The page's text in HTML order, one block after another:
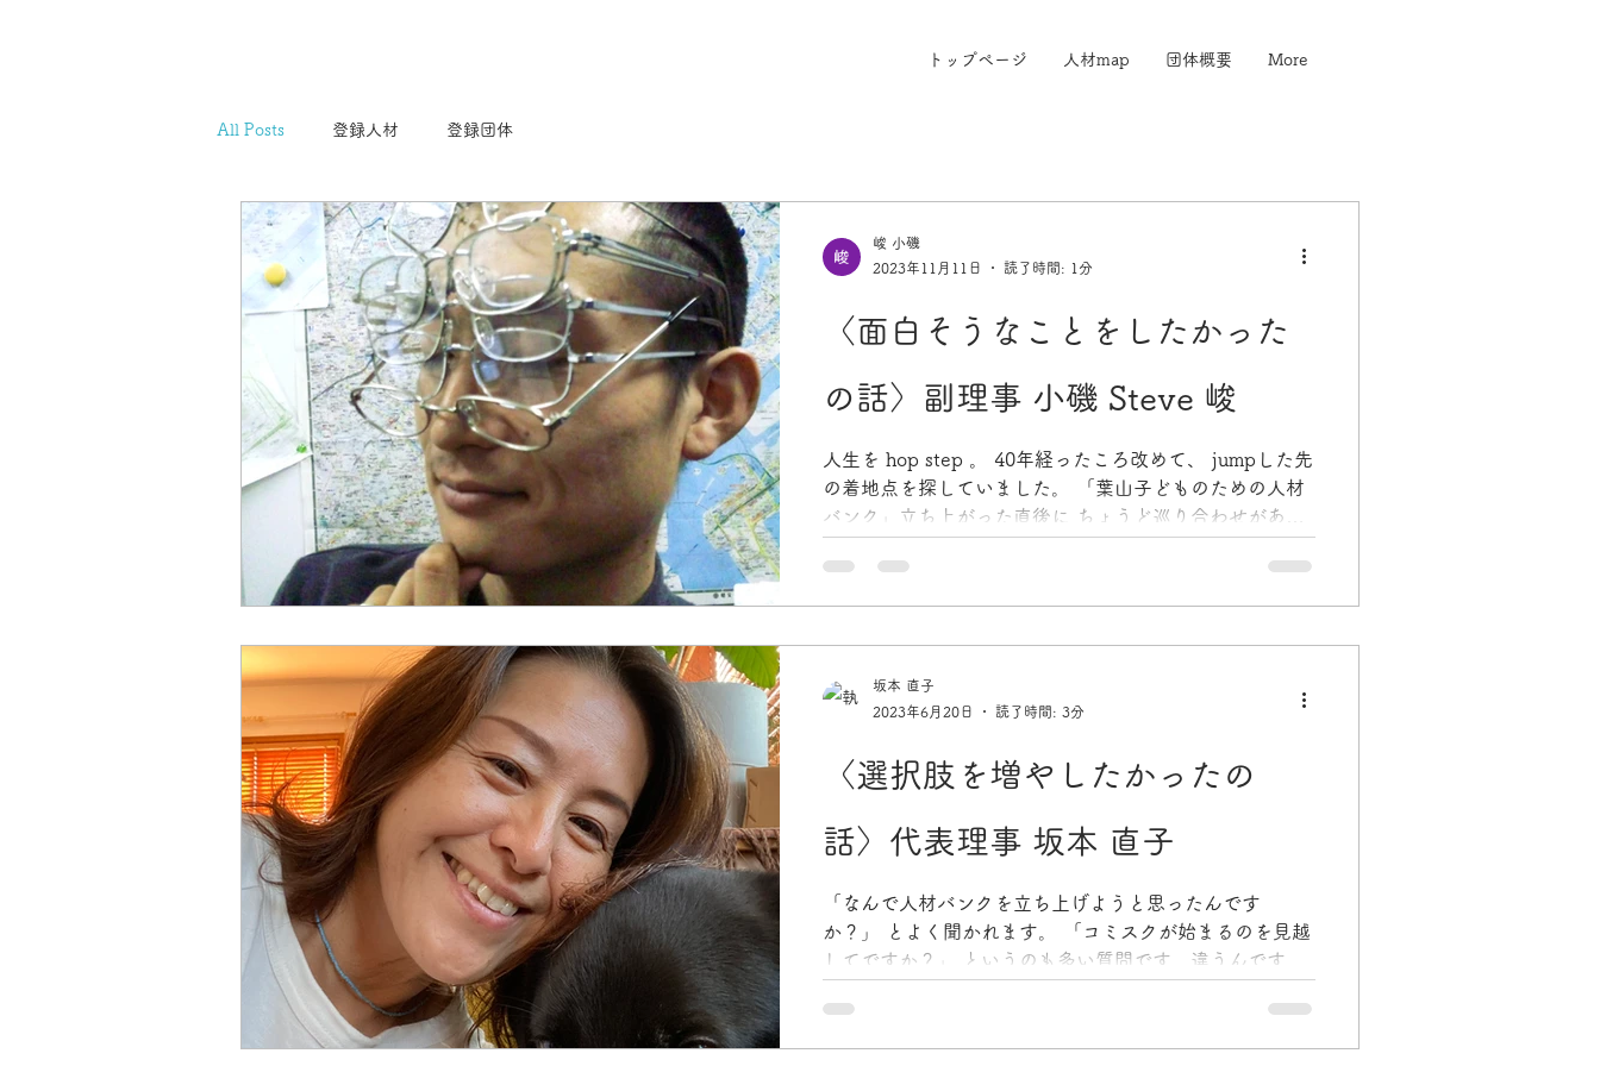
トップページ 人材map 団体概要 More
All Posts 登録人材 登録団体
〈面白そうなことをしたかった
の話〉副理事 小磯 Steve 峻
人生を hop step 。 40年経ったころ改めて、 jumpした先
の着地点を探していました。 「葉山子どものための人材
バンク」立ち上がった直後に ちょうど巡り合わせがあり
40年か。...
峻 小磯
2023年11月11日
読了時間: 1分
〈選択肢を増やしたかったの
話〉代表理事 坂本 直子
「なんで人材バンクを立ち上げようと思ったんです
か？」 とよく聞かれます。 「コミスクが始まるのを見越
してですか？」 というのも多い質問です。違うんです。
い時に 子どものための人材バンクの構想は生まれまし
た。 ...
坂本 直子
2023年6月20日
読了時間: 3分